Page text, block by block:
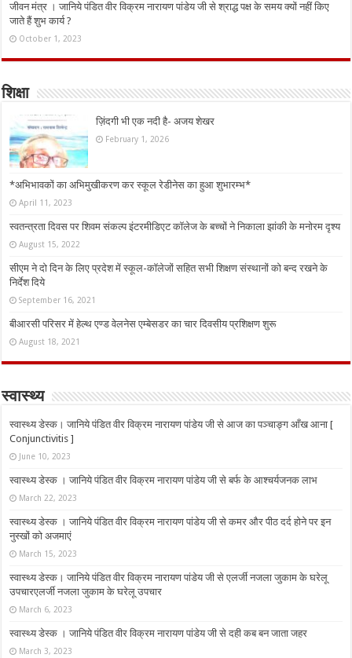
जीवन मंत्र । जानिये पंडित वीर विक्रम नारायण पांडेय जी से श्राद्ध पक्ष के समय क्यों नहीं किए
जाते हैं शुभ कार्य ?
October 1, 2023
शिक्षा
ज़िंदगी भी एक नदी है- अजय शेखर
February 1, 2026
*अभिभावकों का अभिमुखीकरण कर स्कूल रेडीनेस का हुआ शुभारम्भ*
April 11, 2023
स्वतन्त्रता दिवस पर शिवम संकल्प इंटरमीडिएट कॉलेज के बच्चों ने निकाला झांकी के मनोरम दृश्य
August 15, 2022
सीएम ने दो दिन के लिए प्रदेश में स्कूल-कॉलेजों सहित सभी शिक्षण संस्थानों को बन्द रखने के
निर्देश दिये
September 16, 2021
बीआरसी परिसर में हेल्थ एण्ड वेलनेस एम्बेसडर का चार दिवसीय प्रशिक्षण शुरू
August 18, 2021
स्वास्थ्य
स्वास्थ्य डेस्क। जानिये पंडित वीर विक्रम नारायण पांडेय जी से आज का पञ्चाङ्ग आँख आना [
Conjunctivitis ]
June 10, 2023
स्वास्थ्य डेस्क । जानिये पंडित वीर विक्रम नारायण पांडेय जी से बर्फ के आश्चर्यजनक लाभ
March 22, 2023
स्वास्थ्य डेस्क । जानिये पंडित वीर विक्रम नारायण पांडेय जी से कमर और पीठ दर्द होने पर इन
नुस्‍खों को अजमाएं
March 15, 2023
स्वास्थ्य डेस्क। जानिये पंडित वीर विक्रम नारायण पांडेय जी से एलर्जी नजला जुकाम के घरेलू
उपचारएलर्जी नजला जुकाम के घरेलू उपचार
March 6, 2023
स्वास्थ्य डेस्क । जानिये पंडित वीर विक्रम नारायण पांडेय जी से दही कब बन जाता जहर
March 3, 2023